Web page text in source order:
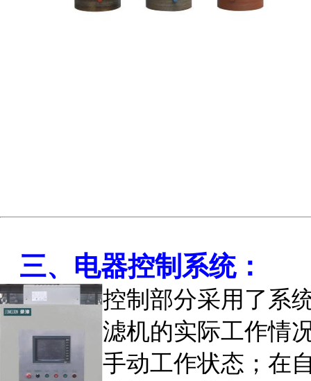
三、电器控制系统：
控制部分采用了系
滤机的实际工作情
手动工作状态；在